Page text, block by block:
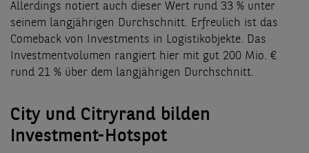
Allerdings notiert auch dieser Wert rund 33 % unter
seinem langjährigen Durchschnitt. Erfreulich ist das
Comeback von Investments in Logistikobjekte. Das
Investmentvolumen rangiert hier mit gut 200 Mio. €
rund 21 % über dem langjährigen Durchschnitt.
City und Citryrand bilden
Investment-Hotspot